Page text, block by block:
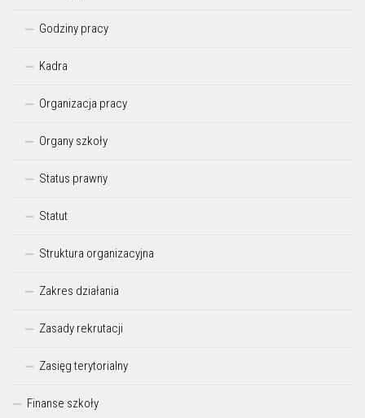
Godziny pracy
Kadra
Organizacja pracy
Organy szkoły
Status prawny
Statut
Struktura organizacyjna
Zakres działania
Zasady rekrutacji
Zasięg terytorialny
Finanse szkoły